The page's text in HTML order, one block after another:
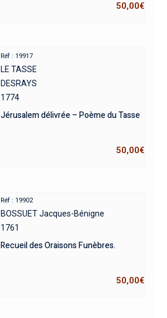
50,00€
Réf : 19917
LE TASSE
DESRAYS
1774
Jérusalem délivrée – Poème du Tasse
50,00€
Réf : 19902
BOSSUET Jacques-Bénigne
1761
Recueil des Oraisons Funèbres.
50,00€